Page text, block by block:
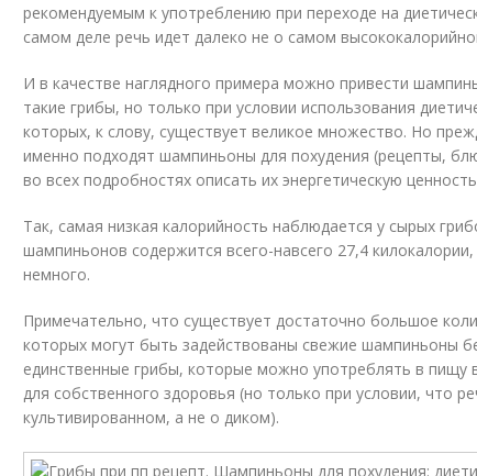
рекомендуемым к употреблению при переходе на
самом деле речь идет далеко не о самом
И в качестве наглядного примера можно привести
такие грибы, но только при условии использования
которых, к слову, существует великое множество. Но
именно подходят шампиньоны для похудения (рецепты,
во всех подробностях описать их энергетическую
Так, самая низкая калорийность наблюдается у сырых
шампиньонов содержится всего-навсего 27,4
немного.
Примечательно, что существует достаточно большое
которых могут быть задействованы свежие шампиньоны
единственные грибы, которые можно употреблять в пищу
для собственного здоровья (но только при условии, что
культивированном, а не о диком).